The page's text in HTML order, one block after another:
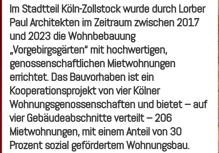
Im Stadtteil Köln-Zollstock wurde durch Lorber
Paul Architekten im Zeitraum zwischen 2017
und 2023 die Wohnbebauung
„Vorgebirgsgärten“ mit hochwertigen,
genossenschaftlichen Mietwohnungen
errichtet. Das Bauvorhaben ist ein
Kooperationsprojekt von vier Kölner
Wohnungsgenossenschaften und bietet – auf
vier Gebäudeabschnitte verteilt – 206
Mietwohnungen, mit einem Anteil von 30
Prozent sozial gefördertem Wohnungsbau.